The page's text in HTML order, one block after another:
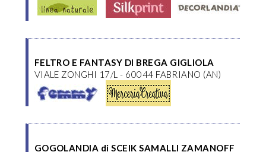
FELTRO E FANTASY DI BREGA GIGLIOLA
VIALE ZONGHI 17/L - 60044 FABRIANO (AN)
GOGOLANDIA di SCEIK SAMALLI ZAMANOFF